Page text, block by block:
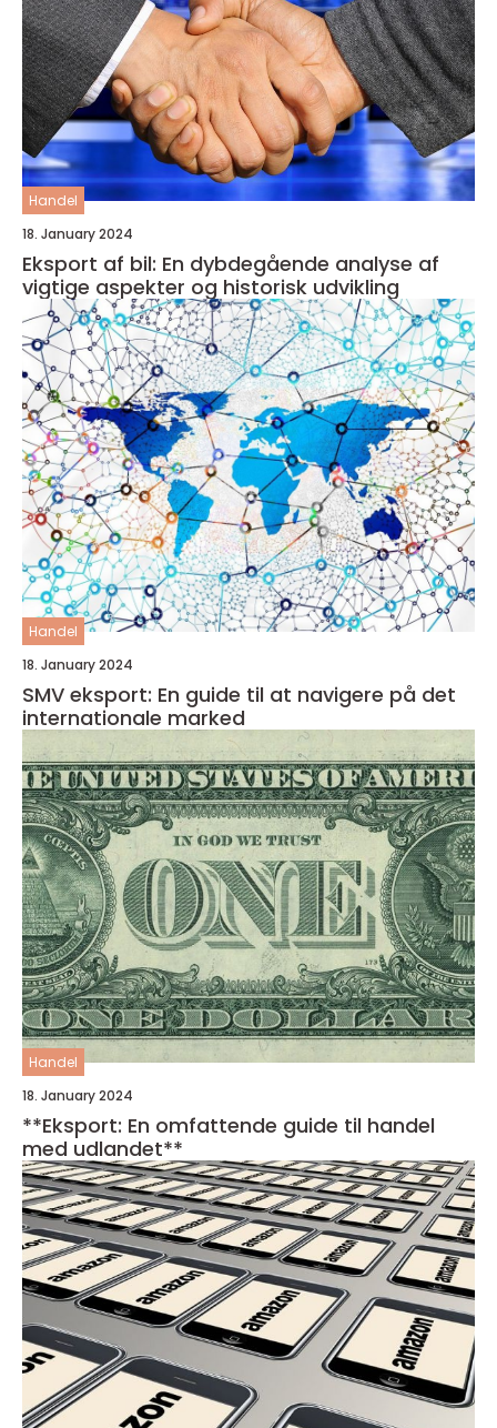
Handel
18. January 2024
Eksport af bil: En dybdegående analyse af
vigtige aspekter og historisk udvikling
Handel
18. January 2024
SMV eksport: En guide til at navigere på det
internationale marked
Handel
18. January 2024
**Eksport: En omfattende guide til handel
med udlandet**